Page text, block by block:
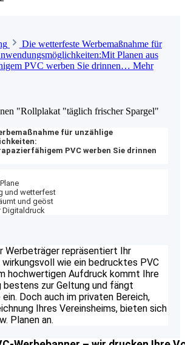
Die wetterfeste Werbemaßnahme für
Planen aus
PVC werben Sie drinnen… Mehr
"Rollplakat "täglich frischer Spargel"
für unzählige
PVC werben Sie drinnen
und wetterfest
und geöst
Digitaldruck
Werbeträger repräsentiert Ihr
wie ein bedrucktes PVC
hochwertigen Aufdruck kommt Ihre
bestens zur Geltung und fängt
Doch auch im privaten Bereich,
Ihres Vereinsheims, bieten sich
Planen an.